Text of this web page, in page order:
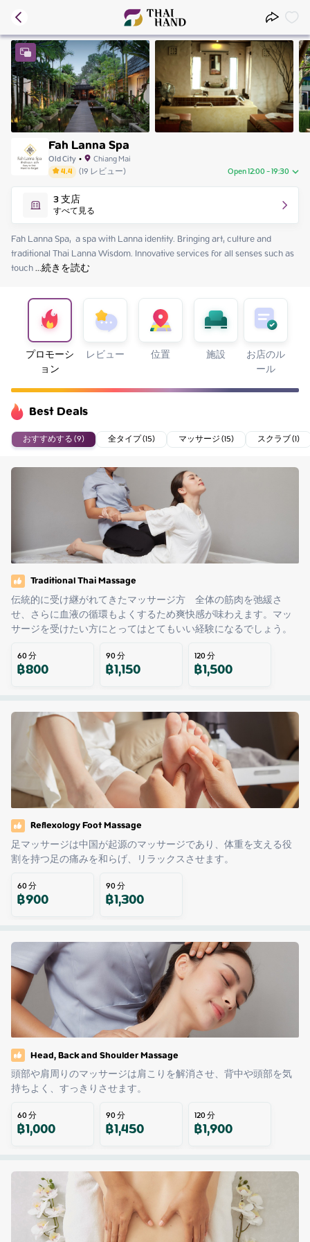
Fah Lanna Spa
Old City• Chiang Mai
4.4 (19 レビュー) Open 12:00 - 19:30
Friday 12:00 - 19:30
Saturday 12:00 - 19:30
Sunday 12:00 - 19:30
Monday 12:00 - 19:30
Tuesday 12:00 - 19:30
Wednesday
3支店
すべて見る
Fah​ Lanna​ Spa,  a spa with Lanna identity. Bringing art, culture and
traditional Thai Lanna Wisdom. Innovative services for all senses such as
touch ...続きを読む
プロモーシ
ョン
レビュー 位置 施設 お店のル
ール
Best Deals
おすすめする (9) 全タイプ (15) マッサージ (15) スクラブ (1)
Traditional Thai Massage
伝統的に受け継がれてきたマッサージ方　全体の筋肉を弛緩さ
せ、さらに血液の循環もよくするため爽快感が味わえます。マッ
サージを受けたい方にとってはとてもいい経験になるでしょう。
60分
฿800 90分
฿1,150 120分
฿1,500
Reflexology Foot Massage
足マッサージは中国が起源のマッサージであり、体重を支える役
割を持つ足の痛みを和らげ、リラックスさせます。
60分
฿900 90分
฿1,300
Head, Back and Shoulder Massage
頭部や肩周りのマッサージは肩こりを解消させ、背中や頭部を気
持ちよく、すっきりさせます。
60分
฿1,000 90分
฿1,450 120分
฿1,900